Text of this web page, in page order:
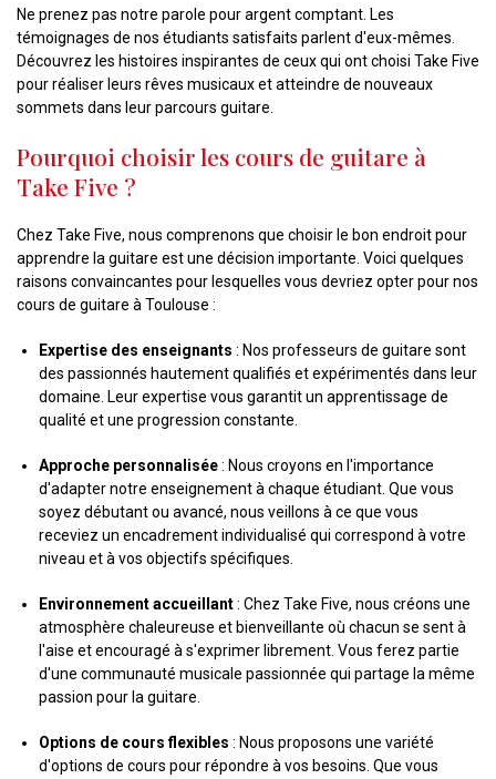
Ne prenez pas notre parole pour argent comptant. Les
témoignages de nos étudiants satisfaits parlent d'eux-mêmes.
Découvrez les histoires inspirantes de ceux qui ont choisi Take Five
pour réaliser leurs rêves musicaux et atteindre de nouveaux
sommets dans leur parcours guitare.
Pourquoi choisir les cours de guitare à
Take Five ?
Chez Take Five, nous comprenons que choisir le bon endroit pour
apprendre la guitare est une décision importante. Voici quelques
raisons convaincantes pour lesquelles vous devriez opter pour nos
cours de guitare à Toulouse :
Expertise des enseignants : Nos professeurs de guitare sont
des passionnés hautement qualifiés et expérimentés dans leur
domaine. Leur expertise vous garantit un apprentissage de
qualité et une progression constante.
Approche personnalisée: Nous croyons en l'importance
d'adapter notre enseignement à chaque étudiant. Que vous
soyez débutant ou avancé, nous veillons à ce que vous
receviez un encadrement individualisé qui correspond à votre
niveau et à vos objectifs spécifiques.
Environnement accueillant: Chez Take Five, nous créons une
atmosphère chaleureuse et bienveillante où chacun se sent à
l'aise et encouragé à s'exprimer librement. Vous ferez partie
d'une communauté musicale passionnée qui partage la même
passion pour la guitare.
Options de cours flexibles : Nous proposons une variété
d'options de cours pour répondre à vos besoins. Que vous